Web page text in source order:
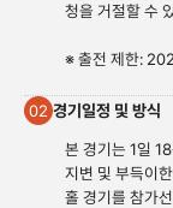
청을 거절할 수
※ 출전 제한:
02 경기일정 및 방식
본 경기는 1일
지변 및 부득이
홀 경기를 참가